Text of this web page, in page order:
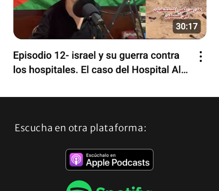
Escucha en otra plataforma: